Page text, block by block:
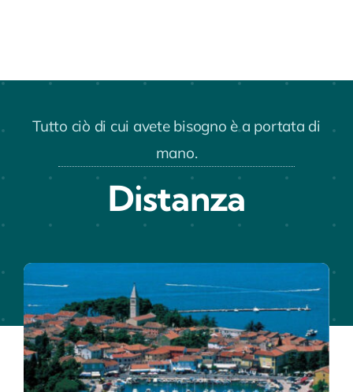
Tutto ciò di cui avete bisogno è a portata di
mano.
Distanza